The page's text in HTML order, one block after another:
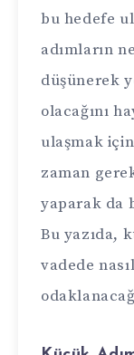
bu hedefe
adımların
düşünerek
olacağını
ulaşmak
zaman
yaparak da
Bu yazıda,
vadede